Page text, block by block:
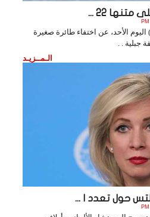
متنها 22 ...
الأحد، عن اختفاء طائرة صغيرة
الـمــزيـد
حول تعدد ا ...